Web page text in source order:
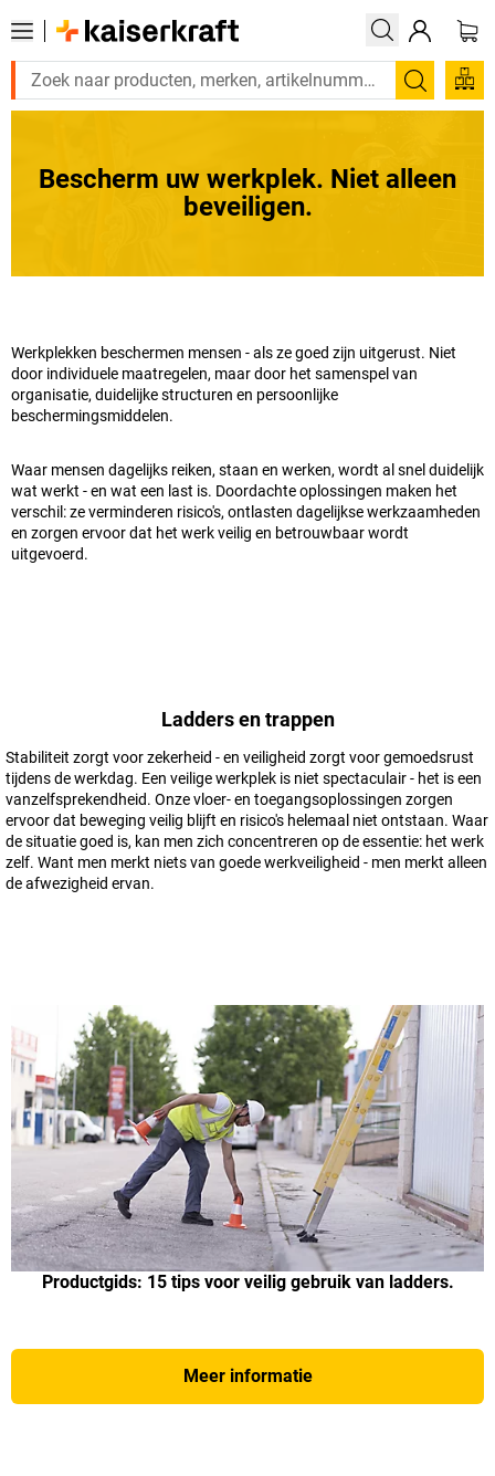
Zoeken
Bescherm uw werkplek. Niet alleen
beveiligen.
Werkplekken beschermen mensen - als ze goed zijn uitgerust. Niet
door individuele maatregelen, maar door het samenspel van
organisatie, duidelijke structuren en persoonlijke
beschermingsmiddelen.
Waar mensen dagelijks reiken, staan en werken, wordt al snel duidelijk
wat werkt - en wat een last is. Doordachte oplossingen maken het
verschil: ze verminderen risico's, ontlasten dagelijkse werkzaamheden
en zorgen ervoor dat het werk veilig en betrouwbaar wordt
uitgevoerd.
Ladders en trappen
Stabiliteit zorgt voor zekerheid - en veiligheid zorgt voor gemoedsrust
tijdens de werkdag. Een veilige werkplek is niet spectaculair - het is een
vanzelfsprekendheid. Onze vloer- en toegangsoplossingen zorgen
ervoor dat beweging veilig blijft en risico's helemaal niet ontstaan. Waar
de situatie goed is, kan men zich concentreren op de essentie: het werk
zelf. Want men merkt niets van goede werkveiligheid - men merkt alleen
de afwezigheid ervan.
Productgids: 15 tips voor veilig gebruik van ladders.
Meer informatie